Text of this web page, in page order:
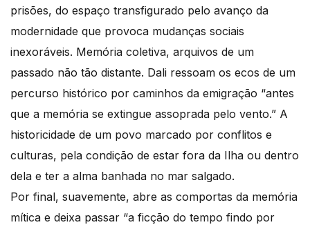
prisões, do espaço transfigurado pelo avanço da
modernidade que provoca mudanças sociais
inexoráveis. Memória coletiva, arquivos de um
passado não tão distante. Dali ressoam os ecos de um
percurso histórico por caminhos da emigração “antes
que a memória se extingue assoprada pelo vento.” A
historicidade de um povo marcado por conflitos e
culturas, pela condição de estar fora da Ilha ou dentro
dela e ter a alma banhada no mar salgado.
Por final, suavemente, abre as comportas da memória
mítica e deixa passar “a ficção do tempo findo por